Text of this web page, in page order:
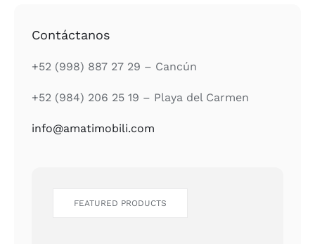
Contáctanos
+52 (998) 887 27 29 – Cancún
+52 (984) 206 25 19 – Playa del Carmen
info@amatimobili.com
FEATURED PRODUCTS